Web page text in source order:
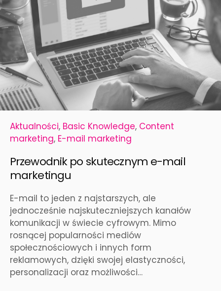
Aktualności, Basic Knowledge, Content
marketing, E-mail marketing
Przewodnik po skutecznym e-mail
marketingu
E-mail to jeden z najstarszych, ale
jednocześnie najskuteczniejszych kanałów
komunikacji w świecie cyfrowym. Mimo
rosnącej popularności mediów
społecznościowych i innych form
reklamowych, dzięki swojej elastyczności,
personalizacji oraz możliwości…